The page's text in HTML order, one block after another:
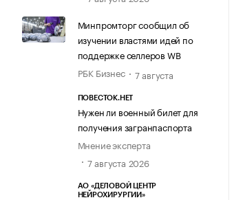
Минпромторг сообщил об
изучении властями идей по
поддержке селлеров WB
РБК Бизнес
7 августа
ПОВЕСТОК.НЕТ
Нужен ли военный билет для
получения загранпаспорта
Мнение эксперта
7 августа 2026
АО «ДЕЛОВОЙ ЦЕНТР
НЕЙРОХИРУРГИИ»